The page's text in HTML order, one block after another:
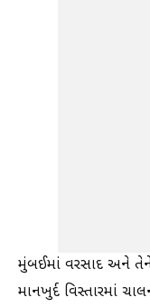
મુંબઈમાં વરસાદ અને
માનખુર્દ વિસ્તારમાં